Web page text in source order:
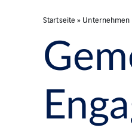
Startseite » Unternehmen